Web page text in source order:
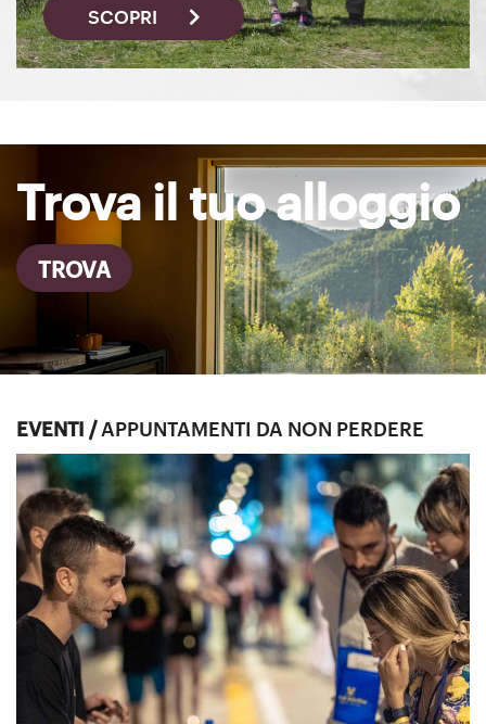
SCOPRI
Trova il tuo alloggio
TROVA
EVENTI /APPUNTAMENTI DA NON PERDERE